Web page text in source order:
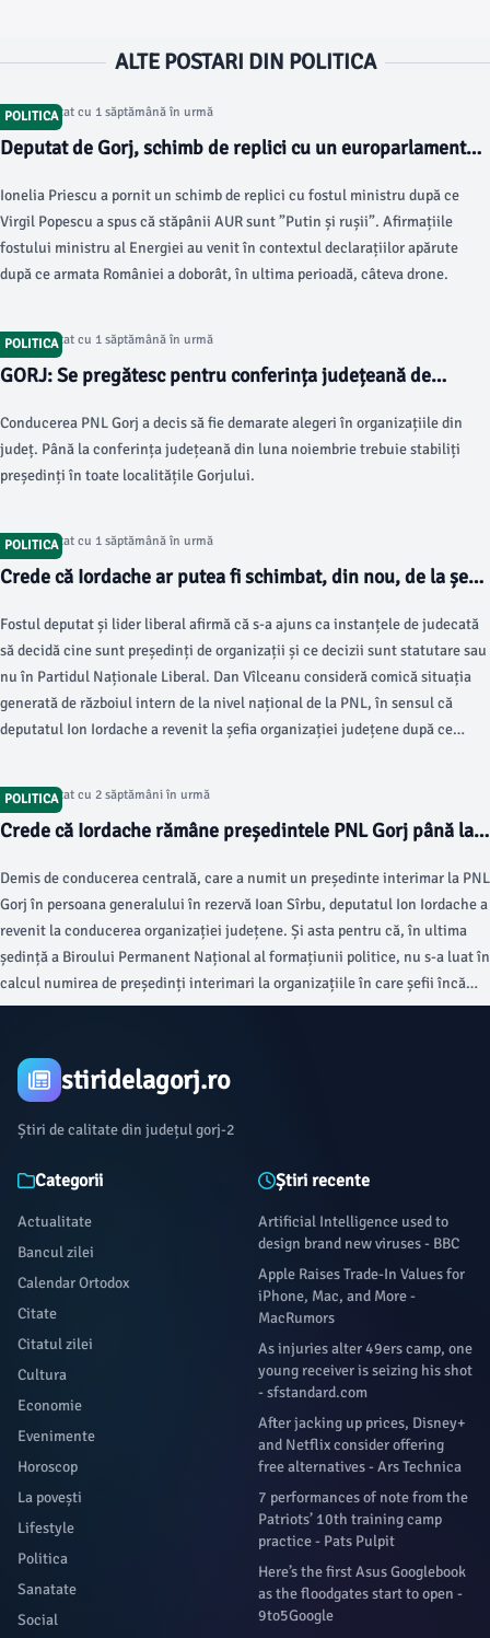
ALTE POSTARI DIN POLITICA
POLITICA
Articol postat cu 1 săptămână în urmă
Deputat de Gorj, schimb de replici cu un europarlamentar.
plictisitor”
Ionelia Priescu a pornit un schimb de replici cu fostul ministru după ce
Virgil Popescu a spus că stăpânii AUR sunt ”Putin și rușii”. Afirmațiile
fostului ministru al Energiei au venit în contextul declarațiilor apărute
după ce armata României a doborât, în ultima perioadă, câteva drone.
POLITICA
Articol postat cu 1 săptămână în urmă
GORJ: Se pregătesc pentru conferința județeană de
Conducerea PNL Gorj a decis să fie demarate alegeri în organizațiile din
județ. Până la conferința județeană din luna noiembrie trebuie stabiliți
președinți în toate localitățile Gorjului.
POLITICA
Articol postat cu 1 săptămână în urmă
Crede că Iordache ar putea fi schimbat, din nou, de la șefia
Fostul deputat și lider liberal afirmă că s-a ajuns ca instanțele de judecată
să decidă cine sunt președinți de organizații și ce decizii sunt statutare sau
nu în Partidul Naționale Liberal. Dan Vîlceanu consideră comică situația
generată de războiul intern de la nivel național de la PNL, în sensul că
deputatul Ion Iordache a revenit la șefia organizației județene după ce
POLITICA
Articol postat cu 2 săptămâni în urmă
Crede că Iordache rămâne președintele PNL Gorj până la
Demis de conducerea centrală, care a numit un președinte interimar la PNL
Gorj în persoana generalului în rezervă Ioan Sîrbu, deputatul Ion Iordache a
revenit la conducerea organizației județene. Și asta pentru că, în ultima
ședință a Biroului Permanent Național al formațiunii politice, nu s-a luat în
calcul numirea de președinți interimari la organizațiile în care șefii încă
sunt în mandat.
stiridelagorj.ro
Știri de calitate din județul gorj-2
Categorii
Actualitate
Bancul zilei
Calendar Ortodox
Citate
Citatul zilei
Cultura
Economie
Evenimente
Horoscop
La povești
Lifestyle
Politica
Sanatate
Social
Știri recente
Artificial Intelligence used to
design brand new viruses - BBC
Apple Raises Trade-In Values for
iPhone, Mac, and More -
MacRumors
As injuries alter 49ers camp, one
young receiver is seizing his shot
- sfstandard.com
After jacking up prices, Disney+
and Netflix consider offering
free alternatives - Ars Technica
7 performances of note from the
Patriots’ 10th training camp
practice - Pats Pulpit
Here’s the first Asus Googlebook
as the floodgates start to open -
9to5Google